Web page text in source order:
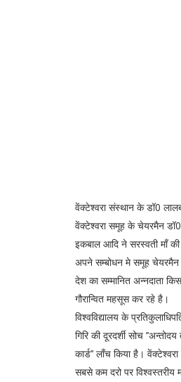
वेंक्टेश्वरा संस्थान के डॉ0
वेंक्टेश्वरा समूह के चेयरमैन डॉ0
इकबाल आदि ने सरस्वती माँ
अपने सम्बोधन मे समूह चेयरमैन
देश का सम्मानित अन्नदाता
गौरान्वित महसूस कर रहे है।
विश्वविद्यालय के
गिरि की दूरदर्शी सोच
कार्ड’’ लाँच किया है।
सबसे कम दरो पर विश्वस्तरीय